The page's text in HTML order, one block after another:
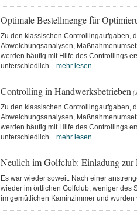
Optimale Bestellmenge für
Zu den klassischen Controllingaufgaben,
Abweichungsanalysen,
werden häufig mit Hilfe des Controllings
unterschiedlich... mehr lesen
Controlling in Handwerksbetrieben
Zu den klassischen Controllingaufgaben,
Abweichungsanalysen,
werden häufig mit Hilfe des Controllings
unterschiedlich... mehr lesen
Neulich im Golfclub: Einladung zur
Es war wieder soweit. Nach einer
wieder im örtlichen Golfclub, weniger des
im gemütlichen Kaminzimmer und